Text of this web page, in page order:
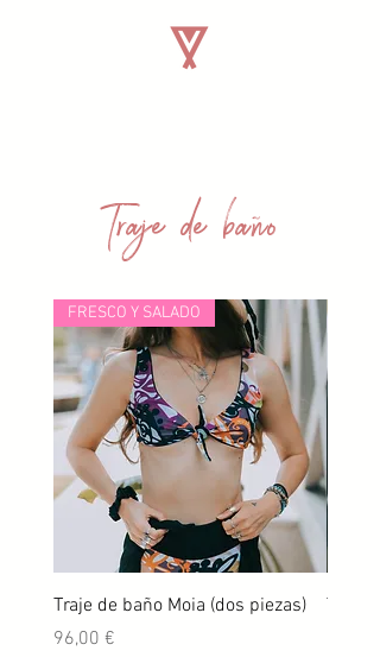
Traje de baño
FRESCO Y SALADO
Traje de baño Moia (dos piezas)
Precio
96,00 €
Traje